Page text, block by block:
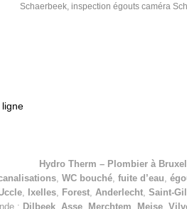
Schaerbeek, inspection égouts caméra
ligne
Hydro Therm – Plombier à
, WC bouché, fuite d’eau
, Ixelles, Forest, Anderlecht, Saint-
: Dilbeek Asse Merchtem Meise